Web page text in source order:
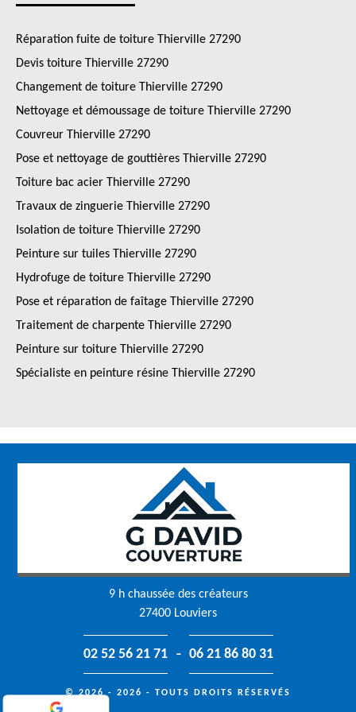
Réparation fuite de toiture Thierville 27290
Devis toiture Thierville 27290
Changement de toiture Thierville 27290
Nettoyage et démoussage de toiture Thierville 27290
Couvreur Thierville 27290
Pose et nettoyage de gouttières Thierville 27290
Toiture bac acier Thierville 27290
Travaux de zinguerie Thierville 27290
Isolation de toiture Thierville 27290
Peinture sur tuiles Thierville 27290
Hydrofuge de toiture Thierville 27290
Pose et réparation de faîtage Thierville 27290
Traitement de charpente Thierville 27290
Peinture sur toiture Thierville 27290
Spécialiste en peinture résine Thierville 27290
9 h chaussée des créateurs
27400 Louviers
02 52 56 21 71 - 06 21 86 80 31
© 2026 - 2026 - TOUTS DROITS RÉSERVÉS